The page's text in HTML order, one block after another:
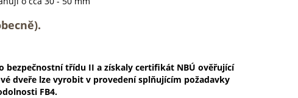
.
bezpečnostní třídu II a získaly certifikát NBÚ ověřující
dveře lze vyrobit v provedení splňujícím požadavky
FB4.